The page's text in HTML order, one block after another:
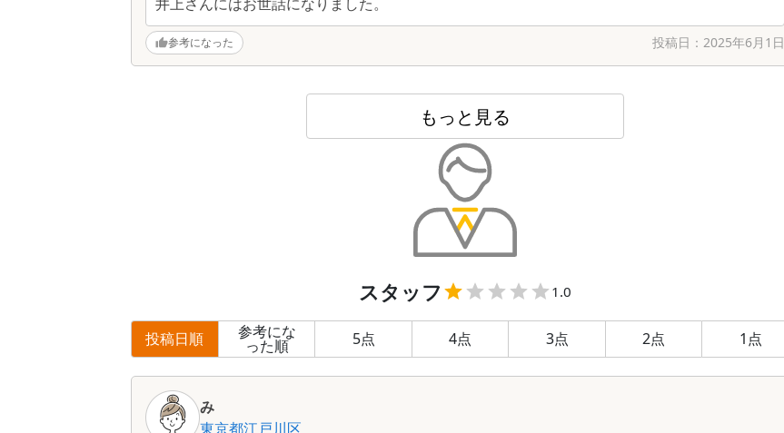
参考になった 投稿日： 2025年6月1日
もっと見る
スタッフ 1.0
投稿日順 参考にな
った順 5点 4点 3点 2点 1 点
み
東京都江戸川区